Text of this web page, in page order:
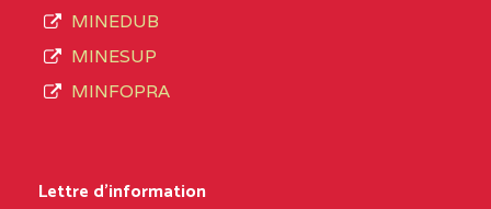
MINEDUB
MINESUP
MINFOPRA
Lettre d'information